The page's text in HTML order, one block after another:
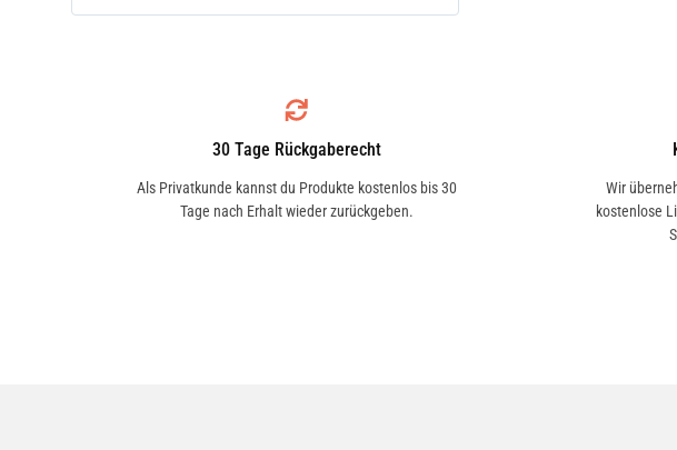
30 Tage Rückgaberecht
Als Privatkunde kannst du Produkte kostenlos bis 30
Tage nach Erhalt wieder zurückgeben.
Wir
kostenlose